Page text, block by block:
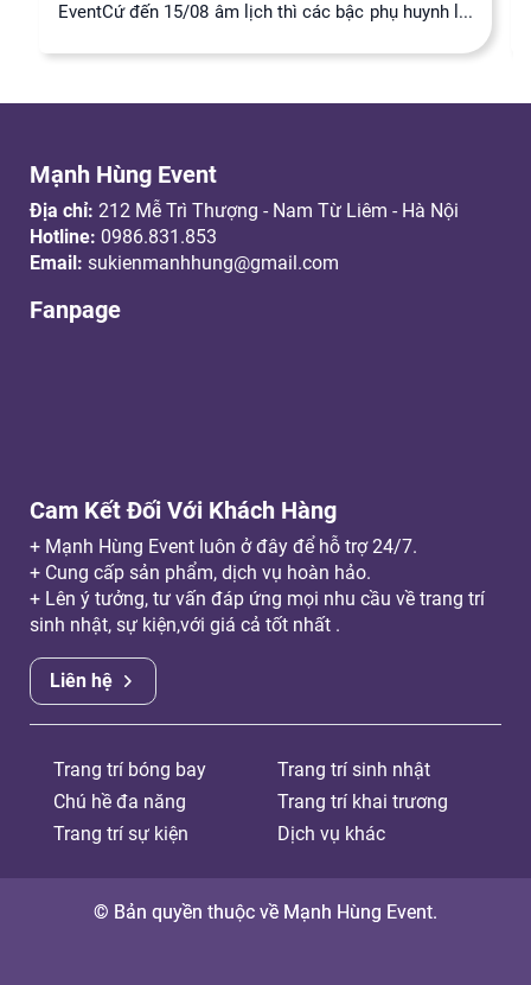
EventCứ đến 15/08 âm lịch thì các bậc phụ huynh l...
Mạnh Hùng Event
Địa chỉ: 212 Mễ Trì Thượng - Nam Từ Liêm - Hà Nội
Hotline: 0986.831.853
Email: sukienmanhhung@gmail.com
Fanpage
Cam Kết Đối Với Khách Hàng
+ Mạnh Hùng Event luôn ở đây để hỗ trợ 24/7.
+ Cung cấp sản phẩm, dịch vụ hoàn hảo.
+ Lên ý tưởng, tư vấn đáp ứng mọi nhu cầu về trang trí
sinh nhật, sự kiện,với giá cả tốt nhất .
Liên hệ
Trang trí bóng bay
Trang trí sinh nhật
Chú hề đa năng
Trang trí khai trương
Trang trí sự kiện
Dịch vụ khác
© Bản quyền thuộc về Mạnh Hùng Event.